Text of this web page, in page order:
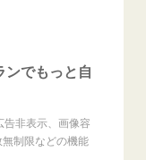
ンでもっと自
非表示、画像容
制限などの機能